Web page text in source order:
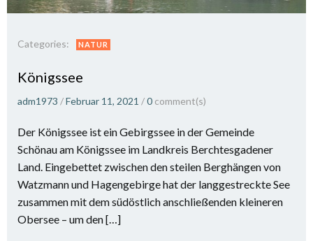
Categories: NATUR
Königssee
adm1973 /Februar 11, 2021 /0 comment(s)
Der Königssee ist ein Gebirgssee in der Gemeinde
Schönau am Königssee im Landkreis Berchtesgadener
Land. Eingebettet zwischen den steilen Berghängen von
Watzmann und Hagengebirge hat der langgestreckte See
zusammen mit dem südöstlich anschließenden kleineren
Obersee – um den […]